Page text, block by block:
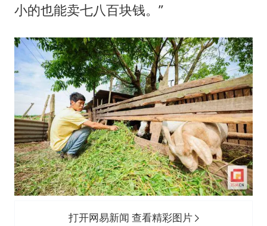
小的也能卖七八百块钱。”
打开网易新闻 查看精彩图片